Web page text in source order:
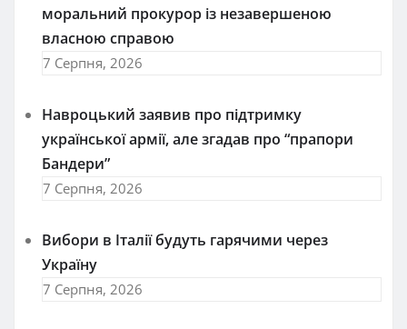
моральний прокурор із незавершеною
власною справою
7 Серпня, 2026
Навроцький заявив про підтримку
української армії, але згадав про “прапори
Бандери”
7 Серпня, 2026
Вибори в Італії будуть гарячими через
Україну
7 Серпня, 2026